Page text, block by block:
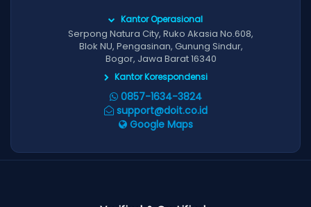
Kantor Operasional
Serpong Natura City, Ruko Akasia No.608,
Blok NU, Pengasinan, Gunung Sindur,
Bogor, Jawa Barat 16340
Kantor Korespondensi
0857-1634-3824
support@doit.co.id
Google Maps